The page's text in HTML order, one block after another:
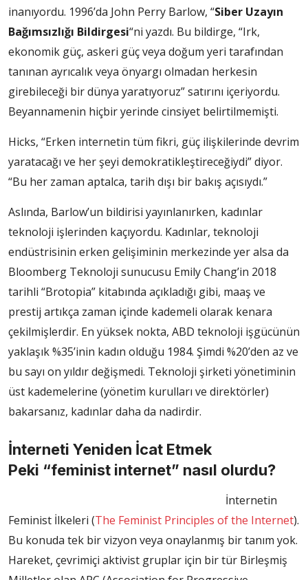
inanıyordu. 1996’da John Perry Barlow, “Siber Uzayın
Bağımsızlığı Bildirgesi“ni yazdı. Bu bildirge, “Irk,
ekonomik güç, askeri güç veya doğum yeri tarafından
tanınan ayrıcalık veya önyargı olmadan herkesin
girebileceği bir dünya yaratıyoruz” satırını içeriyordu.
Beyannamenin hiçbir yerinde cinsiyet belirtilmemişti.
Hicks, “Erken internetin tüm fikri, güç ilişkilerinde devrim
yaratacağı ve her şeyi demokratikleştireceğiydi” diyor.
“Bu her zaman aptalca, tarih dışı bir bakış açısıydı.”
Aslında, Barlow’un bildirisi yayınlanırken, kadınlar
teknoloji işlerinden kaçıyordu. Kadınlar, teknoloji
endüstrisinin erken gelişiminin merkezinde yer alsa da
Bloomberg Teknoloji sunucusu Emily Chang’in 2018
tarihli “Brotopia” kitabında açıkladığı gibi, maaş ve
prestij artıkça zaman içinde kademeli olarak kenara
çekilmişlerdir. En yüksek nokta, ABD teknoloji işgücünün
yaklaşık %35’inin kadın olduğu 1984. Şimdi %20’den az ve
bu sayı on yıldır değişmedi. Teknoloji şirketi yönetiminin
üst kademelerine (yönetim kurulları ve direktörler)
bakarsanız, kadınlar daha da nadirdir.
İnterneti Yeniden İcat Etmek
Peki “feminist internet” nasıl olurdu?
İnternetin
Feminist İlkeleri (The Feminist Principles of the Internet).
Bu konuda tek bir vizyon veya onaylanmış bir tanım yok.
Hareket, çevrimiçi aktivist gruplar için bir tür Birleşmiş